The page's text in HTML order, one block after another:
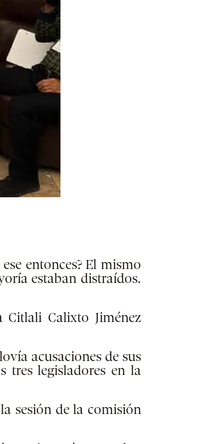
entonces? El mismo
estaban distraídos.
Calixto Jiménez
acusaciones de sus
tres legisladores en la
sesión de la comisión